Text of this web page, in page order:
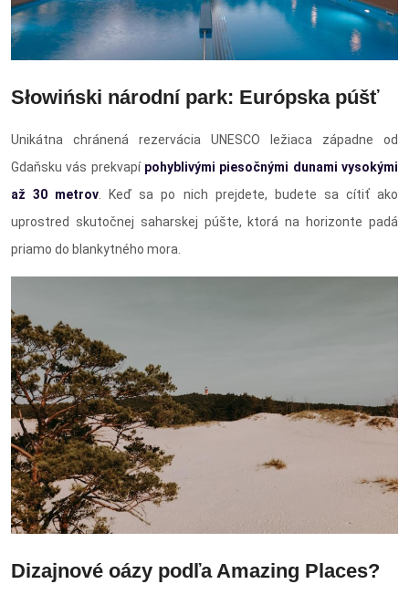
Słowiński národní park: Európska púšť
Unikátna chránená rezervácia UNESCO ležiaca západne od
Gdaňsku vás prekvapí pohyblivými piesočnými dunami vysokými
až 30 metrov . Keď sa po nich prejdete, budete sa cítiť ako
uprostred skutočnej saharskej púšte, ktorá na horizonte padá
priamo do blankytného mora.
Dizajnové oázy podľa Amazing Places?